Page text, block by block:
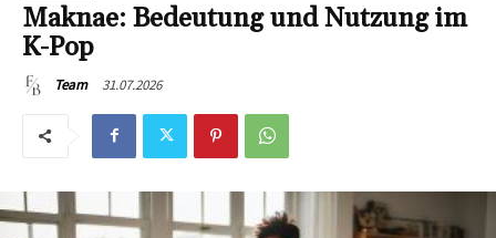
Maknae: Bedeutung und Nutzung im
K-Pop
Team 31.07.2026